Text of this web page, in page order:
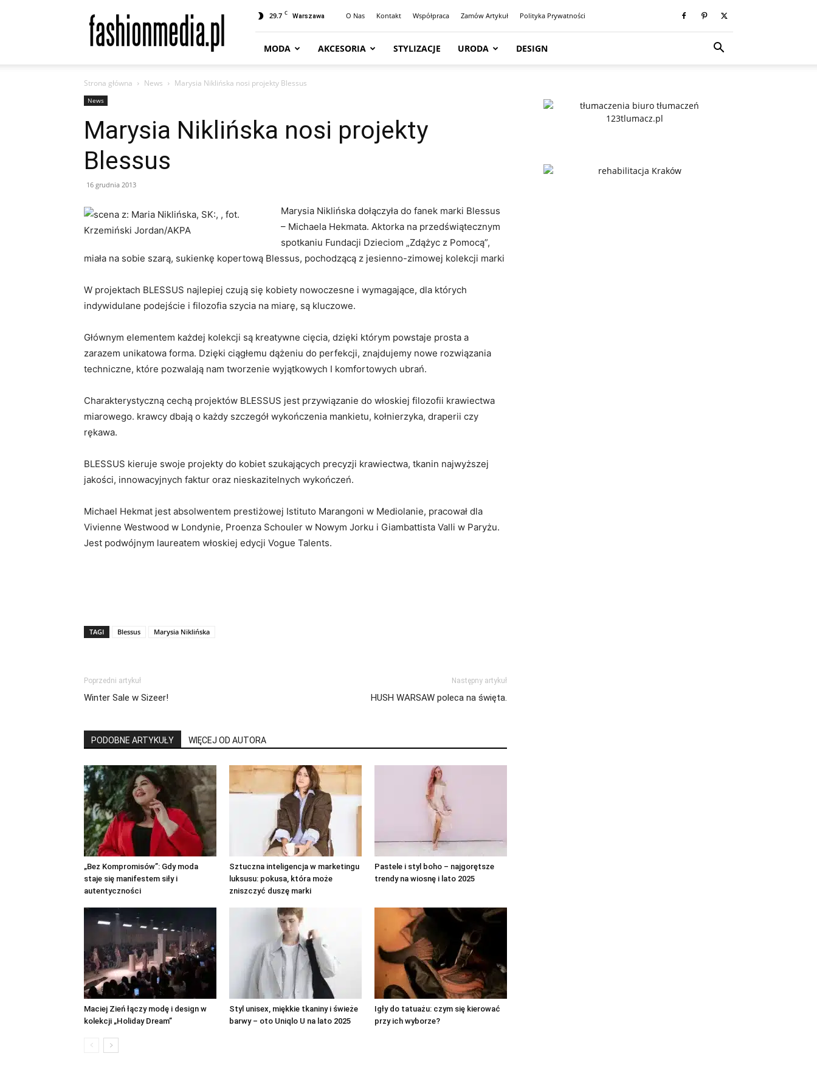
Moda
Styl
|
|
Design
29.7 C Warszawa O Nas Kontakt Współpraca Zamów Artykuł Polityka Prywatności
MODA AKCESORIA STYLIZACJE URODA DESIGN
Strona główna News Marysia Niklińska nosi projekty Blessus
News
Marysia Niklińska nosi projekty
Blessus
16 grudnia 2013
Marysia Niklińska dołączyła do fanek marki Blessus
– Michaela Hekmata. Aktorka na przedświątecznym
spotkaniu Fundacji Dzieciom „Zdążyc z Pomocą”,
miała na sobie szarą, sukienkę kopertową Blessus, pochodzącą z jesienno-zimowej kolekcji marki
W projektach BLESSUS najlepiej czują się kobiety nowoczesne i wymagające, dla których
indywidulane podejście i filozofia szycia na miarę, są kluczowe.
Głównym elementem każdej kolekcji są kreatywne cięcia, dzięki którym powstaje prosta a
zarazem unikatowa forma. Dzięki ciągłemu dążeniu do perfekcji, znajdujemy nowe rozwiązania
techniczne, które pozwalają nam tworzenie wyjątkowych I komfortowych ubrań.
Charakterystyczną cechą projektów BLESSUS jest przywiązanie do włoskiej filozofii krawiectwa
miarowego. krawcy dbają o każdy szczegół wykończenia mankietu, kołnierzyka, draperii czy
rękawa.
BLESSUS kieruje swoje projekty do kobiet szukających precyzji krawiectwa, tkanin najwyższej
jakości, innowacyjnych faktur oraz nieskazitelnych wykończeń.
Michael Hekmat jest absolwentem prestiżowej Istituto Marangoni w Mediolanie, pracował dla
Vivienne Westwood w Londynie, Proenza Schouler w Nowym Jorku i Giambattista Valli w Paryżu.
Jest podwójnym laureatem włoskiej edycji Vogue Talents.
TAGI Blessus Marysia Niklińska
Poprzedni artykuł
Winter Sale w Sizeer!
Następny artykuł
HUSH WARSAW poleca na święta.
PODOBNE ARTYKUŁY WIĘCEJ OD AUTORA
„Bez Kompromisów”: Gdy moda
staje się manifestem siły i
autentyczności
Sztuczna inteligencja w marketingu
luksusu: pokusa, która może
zniszczyć duszę marki
Pastele i styl boho – najgorętsze
trendy na wiosnę i lato 2025
Maciej Zień łączy modę i design w
kolekcji „Holiday Dream”
Styl unisex, miękkie tkaniny i świeże
barwy – oto Uniqlo U na lato 2025
Igły do tatuażu: czym się kierować
przy ich wyborze?